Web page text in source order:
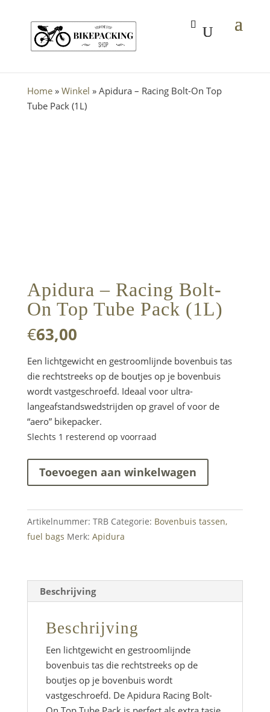
Home» Winkel » Apidura – Racing Bolt-On Top
Tube Pack (1L)
Apidura – Racing Bolt-
On Top Tube Pack (1L)
€63,00
Een lichtgewicht en gestroomlijnde bovenbuis tas
die rechtstreeks op de boutjes op je bovenbuis
wordt vastgeschroefd. Ideaal voor ultra-
langeafstandswedstrijden op gravel of voor de
“aero” bikepacker.
Slechts 1 resterend op voorraad
Apidura
Bolt-
On
Top
(1L)
aantal
Toevoegen aan winkelwagen
Artikelnummer: TRB Categorie: Bovenbuis tassen,
fuel bags Merk: Apidura
Beschrijving
Beschrijving
Een lichtgewicht en gestroomlijnde
bovenbuis tas die rechtstreeks op de
boutjes op je bovenbuis wordt
vastgeschroefd. De Apidura Racing Bolt-